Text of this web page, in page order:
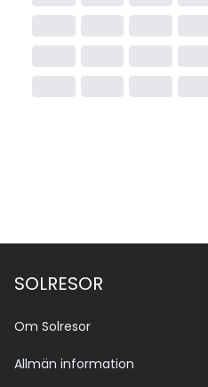
SOLRESOR
Om Solresor
Allmän information